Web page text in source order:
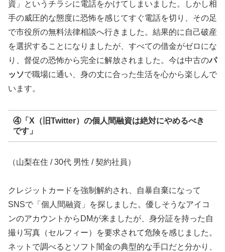
資」というチラシに電話をかけてしまいました。しかし相
手の威圧的な態度に恐怖を感じてすぐ電話を切り、その足
で市役所の無料法律相談へ行きました。結果的に自己破産
を選択することになりましたが、すべての借金がゼロにな
り、督促の恐怖から完全に解放されました。今は中古のパ
ッソで職場に通い、身の丈に合った生活を心から楽しんで
います。
④「X（旧Twitter）の個人間融資は絶対にやめるべき
です」
（山梨在住 / 30代 男性 / 契約社員）
クレジットカードを強制解約され、自暴自棄になって
SNSで「個人間融資」を探しました。優しそうなアイコ
ンのアカウントからDMが来ましたが、身分証を持った自
撮り写真（セルフィー）を要求されて危険を感じました。
ネットで調べるとソフト闇金の典型的な手口だと分かり、